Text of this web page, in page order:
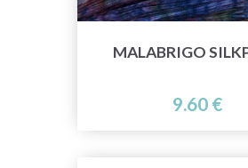
MALABRIGO
9.60 €